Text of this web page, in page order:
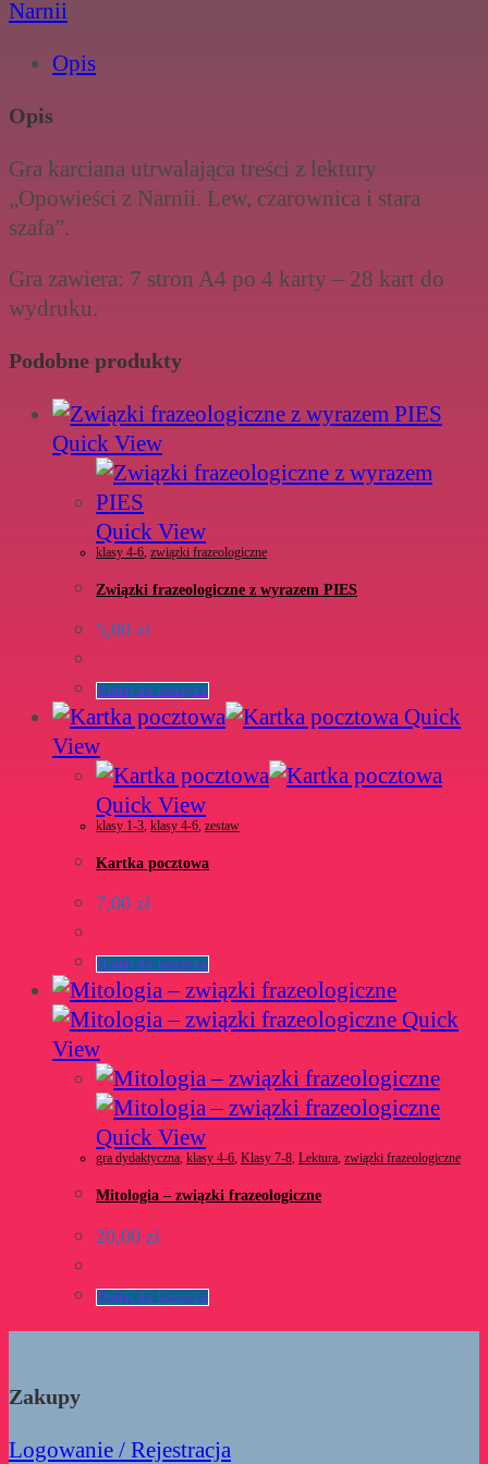
-
mam
Kto
ma?
Narnii
Opis
Opis
Gra karciana utrwalająca treści z lektury
„Opowieści z Narnii. Lew, czarownica i stara
szafa”.
Gra zawiera: 7 stron A4 po 4 karty – 28 kart do
wydruku.
Podobne produkty
Quick View
Quick View
klasy 4-6, związki frazeologiczne
Związki frazeologiczne z wyrazem PIES
5,00 zł
Dodaj do koszyka
Quick
View
Quick View
klasy 1-3, klasy 4-6, zestaw
Kartka pocztowa
7,00 zł
Dodaj do koszyka
Quick
View
Quick View
gra dydaktyczna, klasy 4-6, Klasy 7-8, Lektura, związki frazeologiczne
Mitologia – związki frazeologiczne
20,00 zł
Dodaj do koszyka
Zakupy
Logowanie / Rejestracja